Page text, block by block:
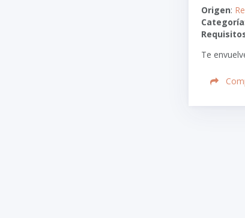
Origen:
Categoría
Te